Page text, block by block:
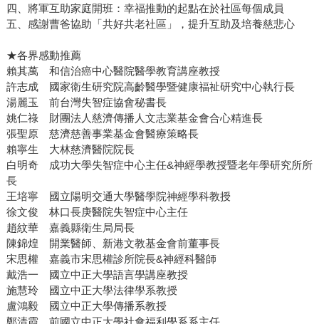
四、將軍互助家庭開班：幸福推動的起點在於社區每個成員
五、感謝曹爸協助「共好共老社區」，提升互助及培養慈悲心
★各界感動推薦
賴其萬 和信治癌中心醫院醫學教育講座教授
許志成 國家衛生研究院高齡醫學暨健康福祉研究中心執行長
湯麗玉 前台灣失智症協會秘書長
姚仁祿 財團法人慈濟傳播人文志業基金會合心精進長
張聖原 慈濟慈善事業基金會醫療策略長
賴寧生 大林慈濟醫院院長
白明奇 成功大學失智症中心主任&神經學教授暨老年學研究所所
長
王培寧 國立陽明交通大學醫學院神經學科教授
徐文俊 林口長庚醫院失智症中心主任
趙紋華 嘉義縣衛生局局長
陳錦煌 開業醫師、新港文教基金會前董事長
宋思權 嘉義市宋思權診所院長&神經科醫師
戴浩一 國立中正大學語言學講座教授
施慧玲 國立中正大學法律學系教授
盧鴻毅 國立中正大學傳播系教授
鄭清霞 前國立中正大學社會福利學系系主任